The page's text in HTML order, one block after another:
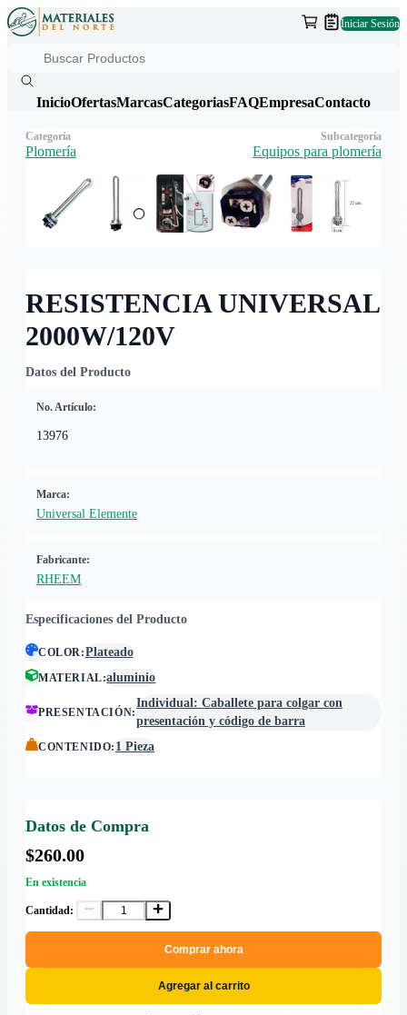
Iniciar Sesión
InicioOfertasMarcasCategoriasFAQEmpresaContacto
RESISTENCIA UNIVERSAL
2000W/120V
Datos del Producto
No. Artículo:
13976
Marca:
Universal Elemente
Fabricante:
RHEEM
Especificaciones del Producto
COLOR:Plateado
MATERIAL:aluminio
PRESENTACIÓN:
Individual: Caballete para colgar con
presentación y código de barra
CONTENIDO: 1 Pieza
Datos de Compra
$260.00
En existencia
Cantidad:
Comprar ahora
Agregar al carrito
Categoría
Plomería
Subcategoría
Equipos para plomería